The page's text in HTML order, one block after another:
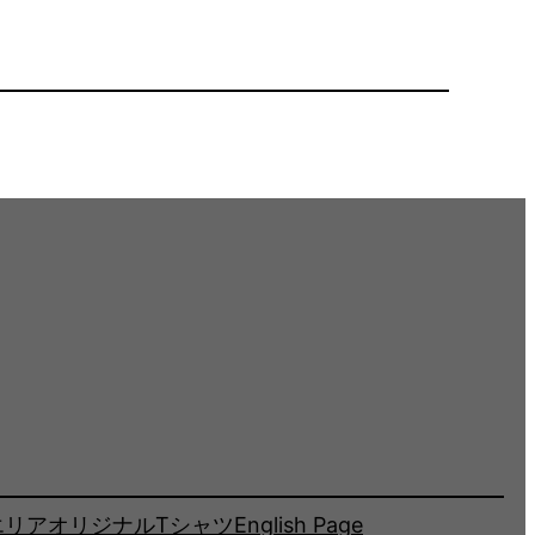
アオリジナルTシャツEnglish Page